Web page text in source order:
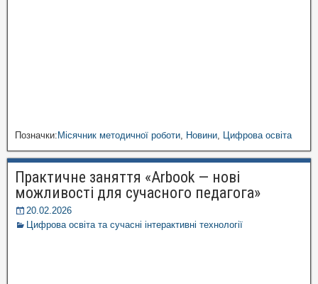
Позначки:Місячник методичної роботи Новини Цифрова освіта
Практичне заняття «Arbook — нові
можливості для сучасного педагога»
20.02.2026
Цифрова освіта та сучасні інтерактивні технології